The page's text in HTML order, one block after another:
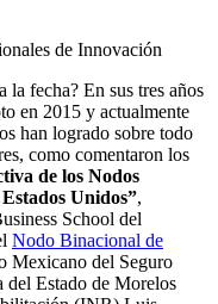
la fecha? En sus tres años
en 2015 y actualmente
han logrado sobre todo
como comentaron los
de los Nodos
Unidos”,
School del
Nodo Binacional de
Mexicano del Seguro
Estado de Morelos